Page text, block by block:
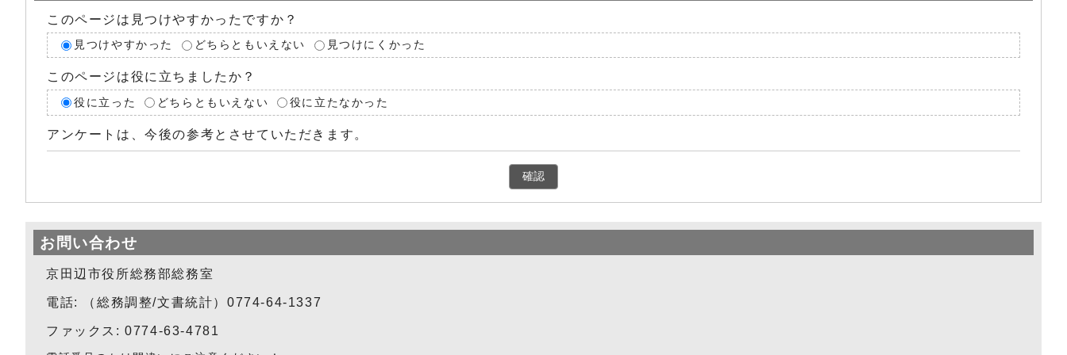
このページは見つけやすかったですか？
見つけやすかった どちらともいえない 見つけにくかった
このページは役に立ちましたか？
役に立った どちらともいえない 役に立たなかった
アンケートは、今後の参考とさせていただきます。
確認
お問い合わせ
京田辺市役所総務部総務室
電話: （総務調整/文書統計）0774-64-1337
ファックス: 0774-63-4781